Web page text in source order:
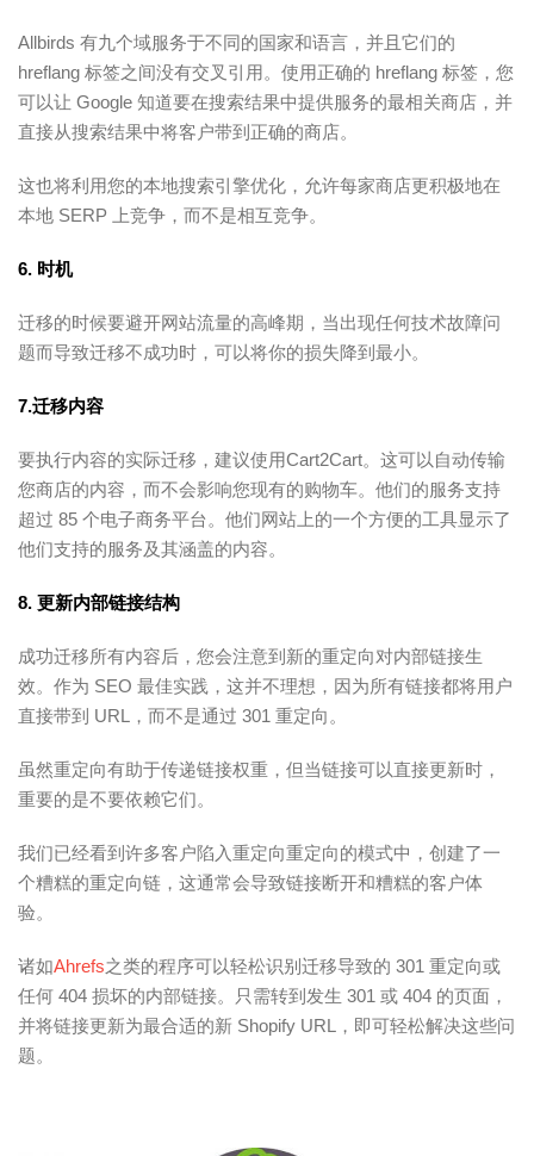
Allbirds 有九个域服务于不同的国家和语言，并且它们的
hreflang 标签之间没有交叉引用。使用正确的 hreflang 标签，您
可以让 Google 知道要在搜索结果中提供服务的最相关商店，并
直接从搜索结果中将客户带到正确的商店。
这也将利用您的本地搜索引擎优化，允许每家商店更积极地在
本地 SERP 上竞争，而不是相互竞争。
6. 时机
迁移的时候要避开网站流量的高峰期，当出现任何技术故障问
题而导致迁移不成功时，可以将你的损失降到最小。
7.迁移内容
要执行内容的实际迁移，建议使用Cart2Cart。这可以自动传输
您商店的内容，而不会影响您现有的购物车。他们的服务支持
超过 85 个电子商务平台。他们网站上的一个方便的工具显示了
他们支持的服务及其涵盖的内容。
8. 更新内部链接结构
成功迁移所有内容后，您会注意到新的重定向对内部链接生
效。作为 SEO 最佳实践，这并不理想，因为所有链接都将用户
直接带到 URL，而不是通过 301 重定向。
虽然重定向有助于传递链接权重，但当链接可以直接更新时，
重要的是不要依赖它们。
我们已经看到许多客户陷入重定向重定向的模式中，创建了一
个糟糕的重定向链，这通常会导致链接断开和糟糕的客户体
验。
诸如Ahrefs之类的程序可以轻松识别迁移导致的 301 重定向或
任何 404 损坏的内部链接。只需转到发生 301 或 404 的页面，
并将链接更新为最合适的新 Shopify URL，即可轻松解决这些问
题。